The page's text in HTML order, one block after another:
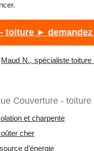
toiture ►
Maud N., spécialiste
Couverture - toiture
et charpente
cher
d’énergie